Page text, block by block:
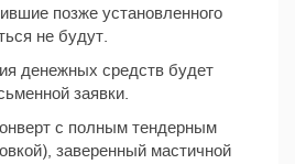
позже установленного
не будут.
денежных средств будет
заявки.
с полным тендерным
заверенный мастичной